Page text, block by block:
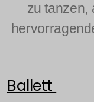
zu tanzen,
Ballett
Seniorinnen